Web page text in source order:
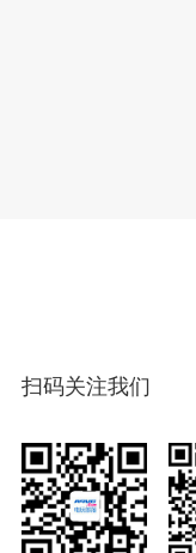
扫码关注我们